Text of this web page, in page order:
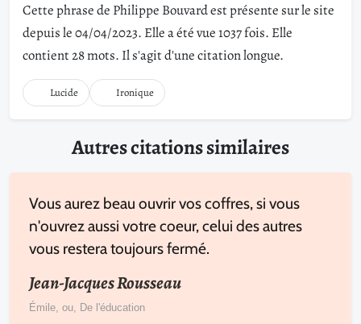
Cette phrase de Philippe Bouvard est présente sur le site
depuis le 04/04/2023. Elle a été vue 1037 fois. Elle
contient 28 mots. Il s'agit d'une citation longue.
Lucide Ironique
Autres citations similaires
Vous aurez beau ouvrir vos coffres, si vous
n'ouvrez aussi votre coeur, celui des autres
vous restera toujours fermé.
Jean-Jacques Rousseau
Émile, ou, De l'éducation